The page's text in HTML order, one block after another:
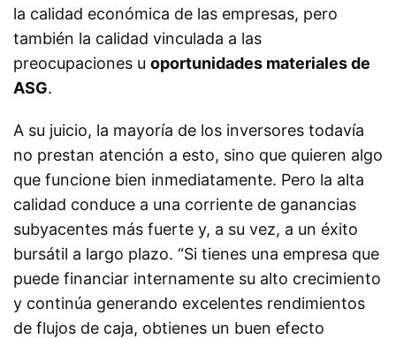
la calidad económica de las empresas, pero
también la calidad vinculada a las
preocupaciones u oportunidades materiales de
ASG.
A su juicio, la mayoría de los inversores todavía
no prestan atención a esto, sino que quieren algo
que funcione bien inmediatamente. Pero la alta
calidad conduce a una corriente de ganancias
subyacentes más fuerte y, a su vez, a un éxito
bursátil a largo plazo. “Si tienes una empresa que
puede financiar internamente su alto crecimiento
y continúa generando excelentes rendimientos
de flujos de caja, obtienes un buen efecto